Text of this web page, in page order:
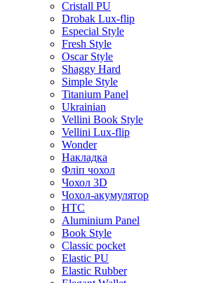
Cristall PU
Drobak Lux-flip
Especial Style
Fresh Style
Oscar Style
Shaggy Hard
Simple Style
Titanium Panel
Ukrainian
Vellini Book Style
Vellini Lux-flip
Wonder
Накладка
Фліп чохол
Чохол 3D
Чохол-акумулятор
HTC
Aluminium Panel
Book Style
Classic pocket
Elastic PU
Elastic Rubber